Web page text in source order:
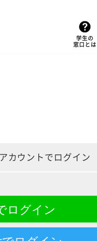
学生の
窓口とは
カウントでログイン
ログイン